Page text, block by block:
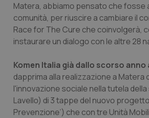
Matera, abbiamo pensato che fosse
comunità, per riuscire a cambiare il
Race for The Cure che coinvolgerà,
instaurare un dialogo con le altre 28
Komen Italia già dallo scorso
dapprima alla realizzazione a
l'innovazione sociale nella tutela
Lavello) di 3 tappe del nuovo
Prevenzione’) che con tre Unità